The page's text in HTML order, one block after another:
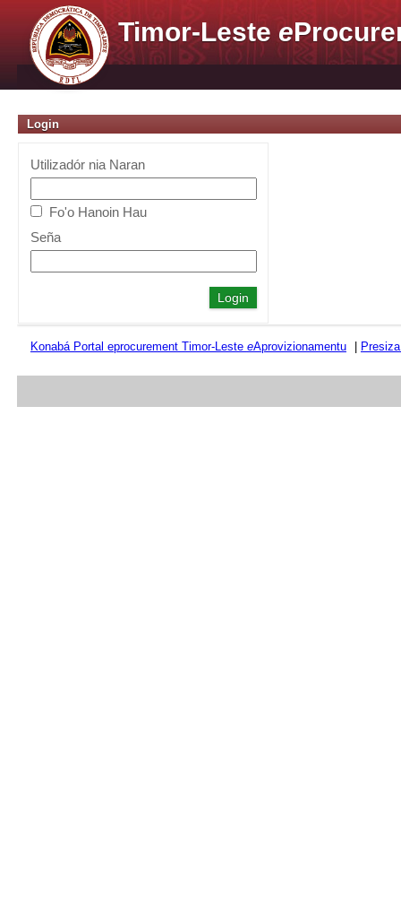
Timor-Lestee
Login
Utilizadór nia Naran
Fo'o Hanoin Hau
Seña
Konabá Portal eprocurement Timor-Leste eAprovizionamentu